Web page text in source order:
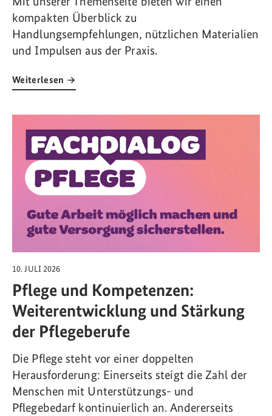
kompakten Überblick zu
Handlungsempfehlungen, nützlichen Materialien
und Impulsen aus der Praxis.
Weiterlesen
10. JULI 2026
Pflege und Kompetenzen:
Weiterentwicklung und Stärkung
der Pflegeberufe
Die Pflege steht vor einer doppelten
Herausforderung: Einerseits steigt die Zahl der
Menschen mit Unterstützungs- und
Pflegebedarf kontinuierlich an. Andererseits